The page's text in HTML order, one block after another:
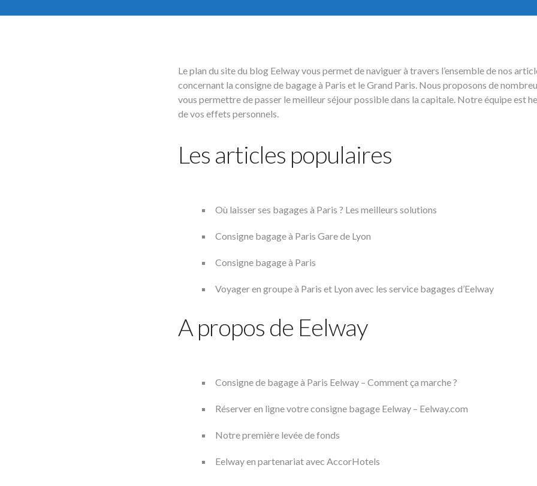
Le plan du site du blog Eelway vous permet de naviguer à travers l’ensemble de nos
concernant la consigne de bagage à Paris et le Grand Paris. Nous proposons de
vous permettre de passer le meilleur séjour possible dans la capitale. Notre équipe est
de vos effets personnels.
Les articles populaires
Où laisser ses bagages à Paris ? Les meilleurs solutions
Consigne bagage à Paris Gare de Lyon
Consigne bagage à Paris
Voyager en groupe à Paris et Lyon avec les service bagages d’Eelway
A propos de Eelway
Consigne de bagage à Paris Eelway – Comment ça marche ?
Réserver en ligne votre consigne bagage Eelway – Eelway.com
Notre première levée de fonds
Eelway en partenariat avec AccorHotels